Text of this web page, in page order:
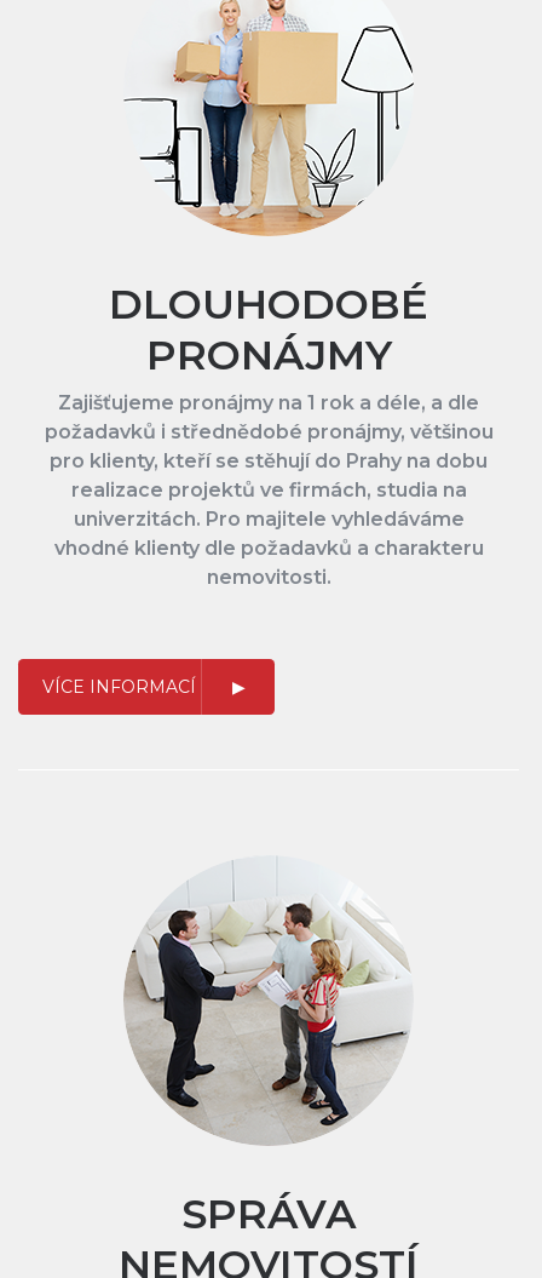
DLOUHODOBÉ
PRONÁJMY
Zajišťujeme pronájmy na 1 rok a déle, a dle
požadavků i střednědobé pronájmy, většinou
pro klienty, kteří se stěhují do Prahy na dobu
realizace projektů ve firmách, studia na
univerzitách. Pro majitele vyhledáváme
vhodné klienty dle požadavků a charakteru
nemovitosti.
VÍCE INFORMACÍ
SPRÁVA
NEMOVITOSTÍ